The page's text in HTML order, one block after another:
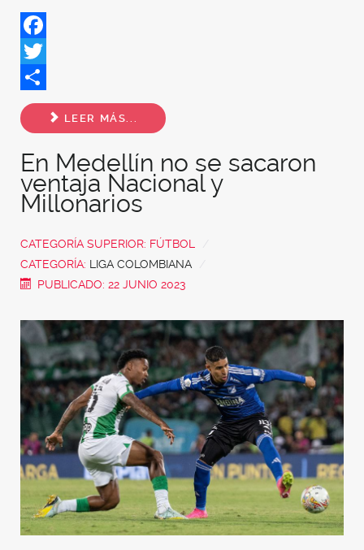
Facebook
Twitter
Share
LEER MÁS...
En Medellín no se sacaron
ventaja Nacional y
Millonarios
CATEGORÍA SUPERIOR: FÚTBOL
CATEGORÍA: LIGA COLOMBIANA
PUBLICADO: 22 JUNIO 2023